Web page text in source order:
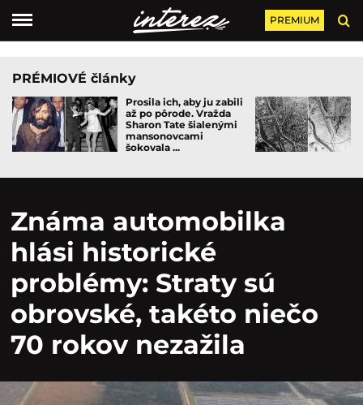
PREMIUM
PRÉMIOVÉ články
Prosila ich, aby ju zabili
až po pôrode. Vražda
Sharon Tate šialenými
mansonovcami
šokovala ...
Známa automobilka
hlási historické
problémy: Straty sú
obrovské, takéto niečo
70 rokov nezažila